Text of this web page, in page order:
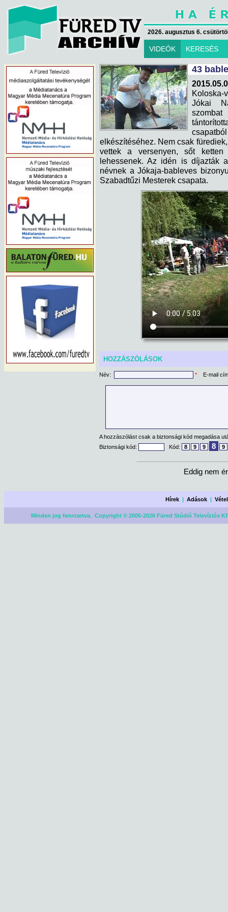
2026. augusztus 6.
VIDEÓK KERESÉS
43
Koloska-
Jókai
elkészítéséhez. Nem csak
vettek a versenyen, sőt
lehessenek. Az idén is díjazták
névnek a Jókaja-bableves
Szabadtűzi Mesterek csapata.
HOZZÁSZÓLÁSOK
Név: * E-mail
A hozzászólást csak a biztonsági kód megadása
Biztonsági kód:
Kód: 8 9 9 8 9
Eddig nem
Hírek |Adások |
Minden jog fenntartva. Copyright © 2005-2026 Füred Stúdió Televíziós